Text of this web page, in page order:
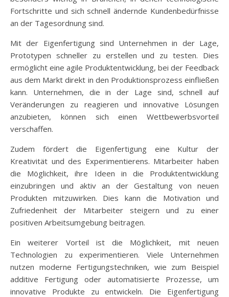
Fortschritte und sich schnell ändernde Kundenbedürfnisse
an der Tagesordnung sind.
Mit der Eigenfertigung sind Unternehmen in der Lage,
Prototypen schneller zu erstellen und zu testen. Dies
ermöglicht eine agile Produktentwicklung, bei der Feedback
aus dem Markt direkt in den Produktionsprozess einfließen
kann. Unternehmen, die in der Lage sind, schnell auf
Veränderungen zu reagieren und innovative Lösungen
anzubieten, können sich einen Wettbewerbsvorteil
verschaffen.
Zudem fördert die Eigenfertigung eine Kultur der
Kreativität und des Experimentierens. Mitarbeiter haben
die Möglichkeit, ihre Ideen in die Produktentwicklung
einzubringen und aktiv an der Gestaltung von neuen
Produkten mitzuwirken. Dies kann die Motivation und
Zufriedenheit der Mitarbeiter steigern und zu einer
positiven Arbeitsumgebung beitragen.
Ein weiterer Vorteil ist die Möglichkeit, mit neuen
Technologien zu experimentieren. Viele Unternehmen
nutzen moderne Fertigungstechniken, wie zum Beispiel
additive Fertigung oder automatisierte Prozesse, um
innovative Produkte zu entwickeln. Die Eigenfertigung